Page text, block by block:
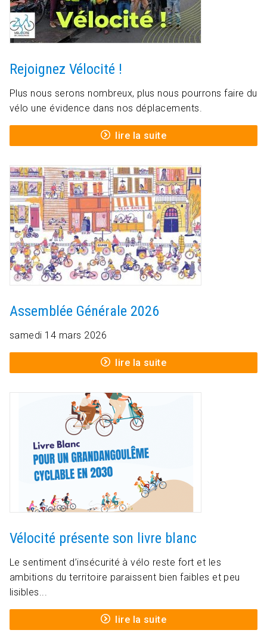
Rejoignez Vélocité !
Plus nous serons nombreux, plus nous pourrons faire du
vélo une évidence dans nos déplacements.
lire la suite
Assemblée Générale 2026
samedi 14 mars 2026
lire la suite
Vélocité présente son livre blanc
Le sentiment d’insécurité à vélo reste fort et les
ambitions du territoire paraissent bien faibles et peu
lisibles...
lire la suite